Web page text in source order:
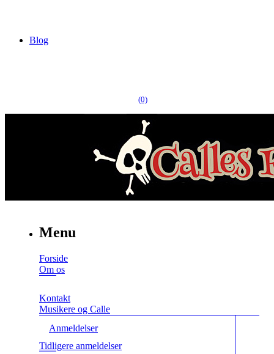
Blog
(0)
Menu
Forside
Om os
Kontakt
Musikere og Calle
Anmeldelser
Tidligere anmeldelser